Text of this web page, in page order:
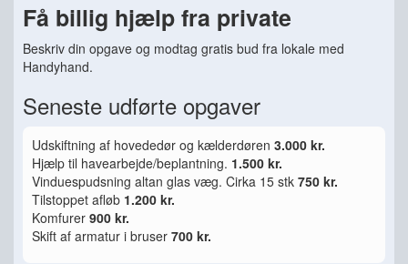
Få billig hjælp fra private
Beskriv din opgave og modtag gratis bud fra lokale med
Handyhand.
Seneste udførte opgaver
Udskiftning af hovededør og kælderdøren 3.000 kr.
Hjælp til havearbejde/beplantning. 1.500 kr.
Vinduespudsning altan glas væg. Cirka 15 stk 750 kr.
Tilstoppet afløb 1.200 kr.
Komfurer 900 kr.
Skift af armatur i bruser 700 kr.